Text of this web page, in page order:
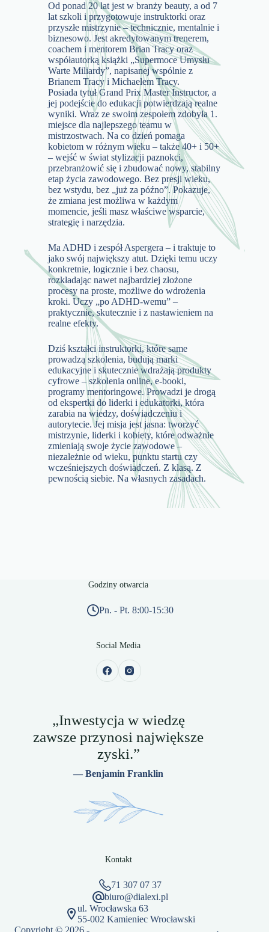
Od ponad 20 lat jest w branży beauty, a od 7
lat szkoli i przygotowuje instruktorki oraz
przyszłe mistrzynie – technicznie, mentalnie i
biznesowo. Jest akredytowanym trenerem,
coachem i mentorem Brian Tracy oraz
współautorką książki „Supermoce Umysłu
Warte Miliardy”, napisanej wspólnie z
Brianem Tracy i Michaelem Tracy.
Posiada tytuł Grand Prix Master Instructor, a
jej podejście do edukacji potwierdzają realne
wyniki. Wraz ze swoim zespołem zdobyła 1.
miejsce dla najlepszego teamu w
mistrzostwach. Na co dzień pomaga
kobietom w różnym wieku – także 40+ i 50+
– wejść w świat stylizacji paznokci,
przebranżowić się i zbudować nowy, stabilny
etap życia zawodowego. Bez presji wieku,
bez wstydu, bez „już za późno”. Pokazuje,
że zmiana jest możliwa w każdym
momencie, jeśli masz właściwe wsparcie,
strategię i narzędzia.
Ma ADHD i zespół Aspergera – i traktuje to
jako swój największy atut. Dzięki temu uczy
konkretnie, logicznie i bez chaosu,
rozkładając nawet najbardziej złożone
procesy na proste, możliwe do wdrożenia
kroki. Uczy „po ADHD-wemu” –
praktycznie, skutecznie i z nastawieniem na
realne efekty.
Dziś kształci instruktorki, które same
prowadzą szkolenia, budują marki
edukacyjne i skutecznie wdrażają produkty
cyfrowe – szkolenia online, e-booki,
programy mentoringowe. Prowadzi je drogą
od ekspertki do liderki i edukatorki, która
zarabia na wiedzy, doświadczeniu i
autorytecie. Jej misja jest jasna: tworzyć
mistrzynie, liderki i kobiety, które odważnie
zmieniają swoje życie zawodowe –
niezależnie od wieku, punktu startu czy
wcześniejszych doświadczeń. Z klasą. Z
pewnością siebie. Na własnych zasadach.
Godziny otwarcia
Pn. - Pt. 8:00-15:30
Social Media
„Inwestycja w wiedzę
zawsze przynosi największe
zyski.”
— Benjamin Franklin
Kontakt
71 307 07 37
biuro@dialexi.pl
ul. Wrocławska 63
55-002 Kamieniec Wrocławski